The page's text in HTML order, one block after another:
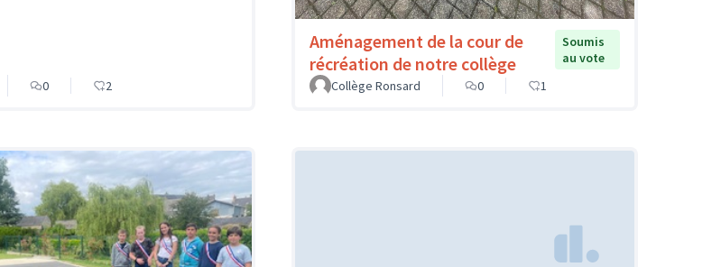
0 2
Aménagement de la cour de
récréation de notre collège
Soumis
au vote
Collège Ronsard
0 1